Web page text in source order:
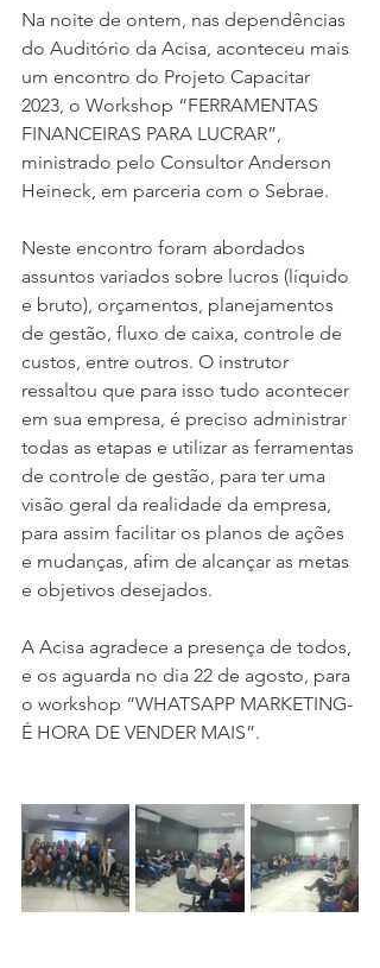
Na noite de ontem, nas dependências
do Auditório da Acisa, aconteceu mais
um encontro do Projeto Capacitar
2023, o Workshop “FERRAMENTAS
FINANCEIRAS PARA LUCRAR”,
ministrado pelo Consultor Anderson
Heineck, em parceria com o Sebrae.
Neste encontro foram abordados
assuntos variados sobre lucros (líquido
e bruto), orçamentos, planejamentos
de gestão, fluxo de caixa, controle de
custos, entre outros. O instrutor
ressaltou que para isso tudo acontecer
em sua empresa, é preciso administrar
todas as etapas e utilizar as ferramentas
de controle de gestão, para ter uma
visão geral da realidade da empresa,
para assim facilitar os planos de ações
e mudanças, afim de alcançar as metas
e objetivos desejados.
A Acisa agradece a presença de todos,
e os aguarda no dia 22 de agosto, para
o workshop “WHATSAPP MARKETING-
É HORA DE VENDER MAIS”.